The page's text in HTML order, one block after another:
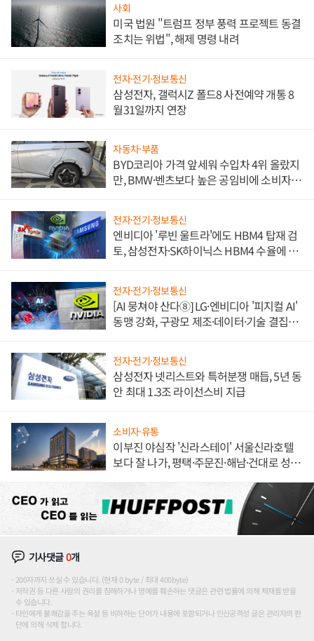
사회
미국 법원 "트럼프 정부 풍력 프로젝트 동결
조치는 위법", 해제 명령 내려
전자·전기·정보통신
삼성전자, 갤럭시Z 폴드8 사전예약 개통 8
월31일까지 연장
자동차·부품
BYD코리아 가격 앞세워 수입차 4위 올랐지
만, BMW·벤츠보다 높은 공임비에 소비자
전자·전기·정보통신
엔비디아 '루빈 울트라'에도 HBM4 탑재 검
토, 삼성전자·SK하이닉스 HBM4 수율에 주
전자·전기·정보통신
[AI 뭉쳐야 산다⑧] LG·엔비디아 '피지컬 AI'
동맹 강화, 구광모 제조·데이터·기술 결집
전자·전기·정보통신
삼성전자 넷리스트와 특허분쟁 매듭, 5년 동
안 최대 1.3조 라이선스비 지급
소비자·유통
이부진 야심작 '신라스테이' 서울신라호텔
보다 잘 나가, 평택·주문진·해남·건대로 성
기사댓글0개
200자까지 쓰실 수 있습니다. (현재 0 byte / 최대 400byte)
저작권 등 다른 사람의 권리를 침해하거나 명예를 훼손하는 댓글은 관련 법률에 의해 제재를 받을
수 있습니다.
타인에게 불쾌감을 주는 욕설 등 비하하는 단어가 내용에 포함되거나 인신공격성 글은 관리자의 판
단에 의해 삭제 합니다.